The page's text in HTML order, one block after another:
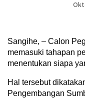
Sangihe, – Calon
memasuki tahapan
menentukan siapa
Hal tersebut
Pengembangan